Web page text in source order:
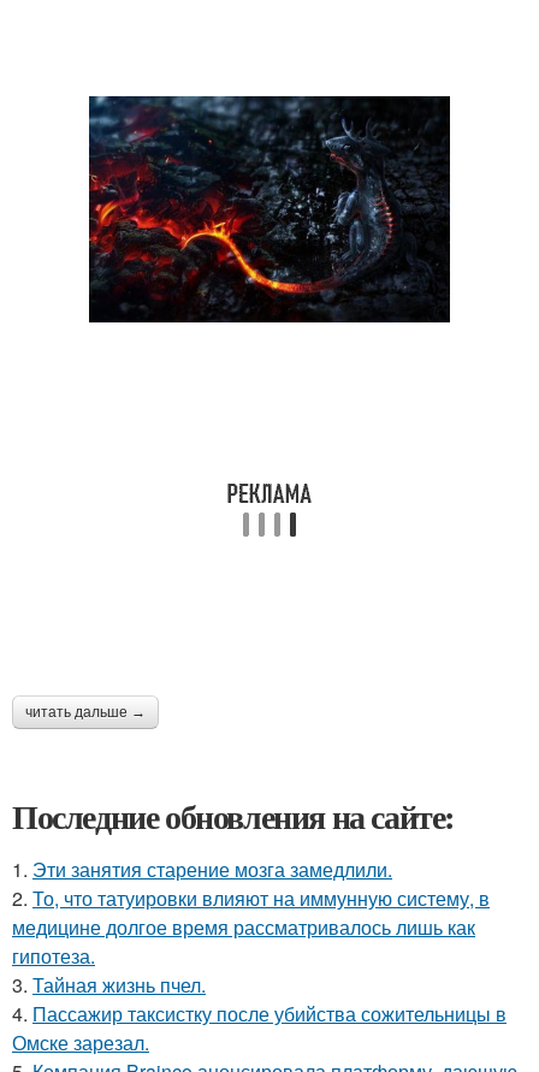
читать дальше →
Последние обновления на сайте:
1. Эти занятия старение мозга замедлили.
2. То, что татуировки влияют на иммунную систему, в
медицине долгое время рассматривалось лишь как
гипотеза.
3. Тайная жизнь пчел.
4. Пассажир таксистку после убийства сожительницы в
Омске зарезал.